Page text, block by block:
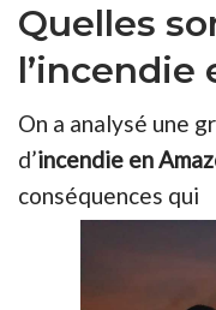
Quelles
l’incendie
On a analysé une
d’incendie en
conséquences qui